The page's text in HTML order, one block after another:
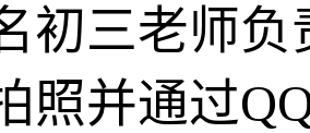
初三老师
照并通过